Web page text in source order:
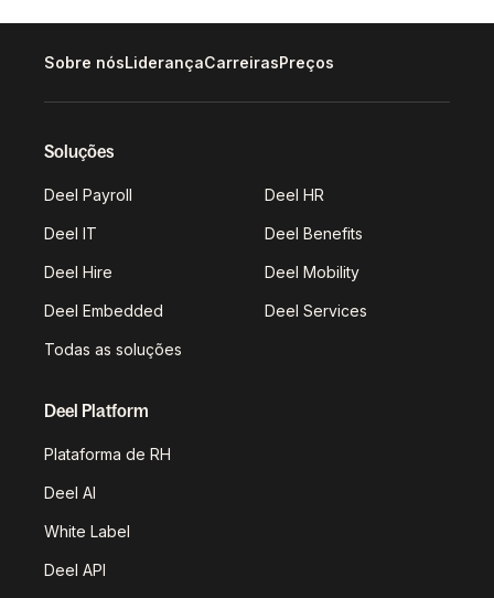
Sobre nósLiderançaCarreirasPreços
Soluções
Deel Payroll Deel HR
Deel IT Deel Benefits
Deel Hire Deel Mobility
Deel Embedded Deel Services
Todas as soluções
Deel Platform
Plataforma de RH
Deel AI
White Label
Deel API